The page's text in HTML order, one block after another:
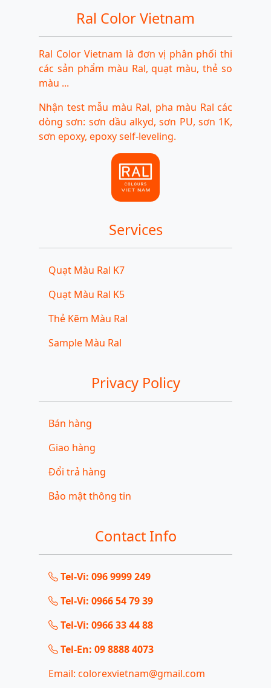
Ral Color Vietnam
Ral Color Vietnam là đơn vị phân phối thi
các sản phẩm màu Ral, quạt màu, thẻ so
màu ...
Nhận test mẫu màu Ral, pha màu Ral các
dòng sơn: sơn dầu alkyd, sơn PU, sơn 1K,
sơn epoxy, epoxy self-leveling.
Services
Quạt Màu Ral K7
Quạt Màu Ral K5
Thẻ Kẽm Màu Ral
Sample Màu Ral
Privacy Policy
Bán hàng
Giao hàng
Đổi trả hàng
Bảo mật thông tin
Contact Info
Tel-Vi: 096 9999 249
Tel-Vi: 0966 54 79 39
Tel-Vi: 0966 33 44 88
Tel-En: 09 8888 4073
Email: colorexvietnam@gmail.com